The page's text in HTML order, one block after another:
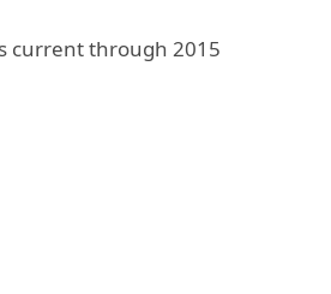
current through 2015